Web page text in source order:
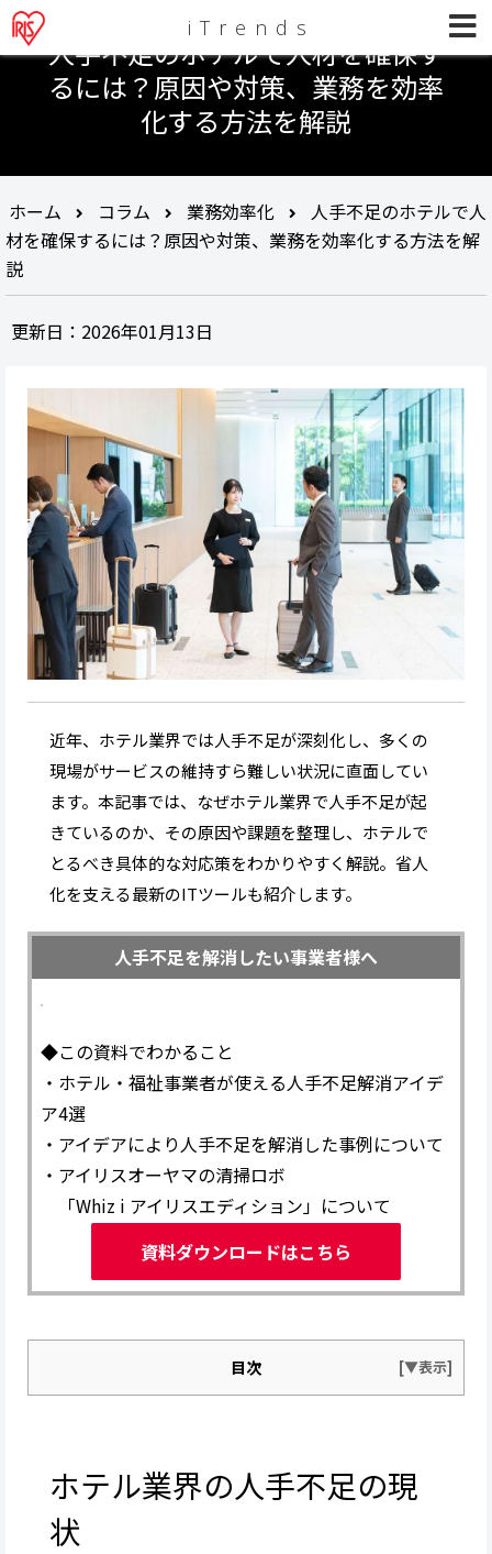
人手不足のホテルで人材を確保す
るには？原因や対策、業務を効率
化する方法を解説
ホーム コラム 業務効率化
人手不足のホテルで人
材を確保するには？原因や対策、業務を効率化する方法を解
説
更新日：2026年01月13日
近年、ホテル業界では人手不足が深刻化し、多くの
現場がサービスの維持すら難しい状況に直面してい
ます。本記事では、なぜホテル業界で人手不足が起
きているのか、その原因や課題を整理し、ホテルで
とるべき具体的な対応策をわかりやすく解説。省人
化を支える最新のITツールも紹介します。
人手不足を解消したい事業者様へ
◆この資料でわかること
・ホテル・福祉事業者が使える人手不足解消アイデ
ア4選
・アイデアにより人手不足を解消した事例について
・アイリスオーヤマの清掃ロボ
「Whiz i アイリスエディション」について
資料ダウンロードはこちら
目次
ホテル業界の人手不足の現
状
iTrends